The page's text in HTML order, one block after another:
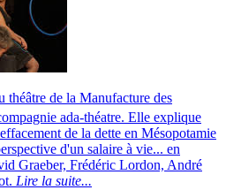
théâtre de la Manufacture des
ada-théatre. Elle explique
de la dette en Mésopotamie
d'un salaire à vie... en
Graeber, Frédéric Lordon, André
Lire la suite...